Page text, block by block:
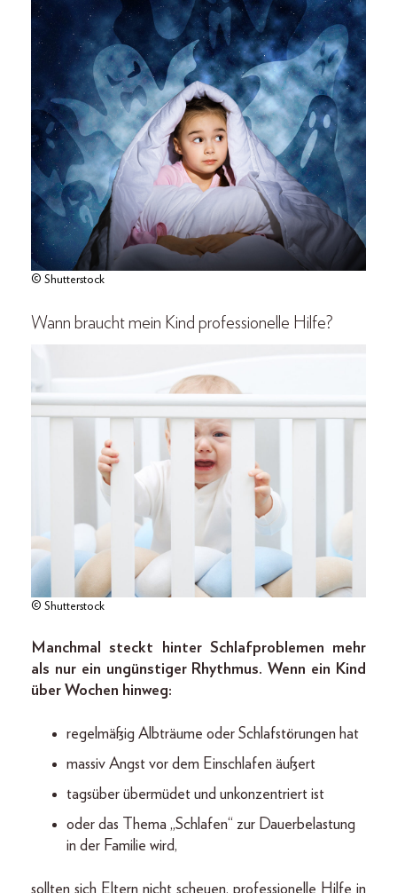
© Shutterstock
Wann braucht mein Kind professionelle Hilfe?
© Shutterstock
Manchmal steckt hinter Schlafproblemen mehr
als nur ein ungünstiger Rhythmus. Wenn ein Kind
über Wochen hinweg:
regelmäßig Albträume oder Schlafstörungen hat
massiv Angst vor dem Einschlafen äußert
tagsüber übermüdet und unkonzentriert ist
oder das Thema „Schlafen“ zur Dauerbelastung
in der Familie wird,
sollten sich Eltern nicht scheuen, professionelle Hilfe in